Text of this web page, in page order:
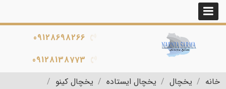
09128698266
09128138773
خانه
یخچال یخچال ایستاده
یخچال کینو